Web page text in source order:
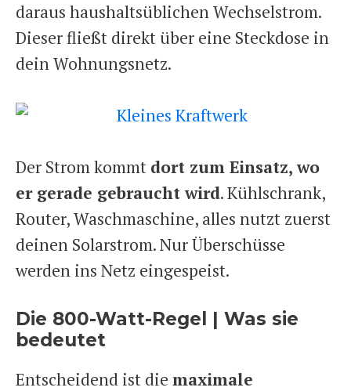
daraus haushaltsüblichen Wechselstrom.
Dieser fließt direkt über eine Steckdose in
dein Wohnungsnetz.
Der Strom kommt dort zum Einsatz, wo
er gerade gebraucht wird. Kühlschrank,
Router, Waschmaschine, alles nutzt zuerst
deinen Solarstrom. Nur Überschüsse
werden ins Netz eingespeist.
Die 800-Watt-Regel | Was sie
bedeutet
Entscheidend ist die maximale